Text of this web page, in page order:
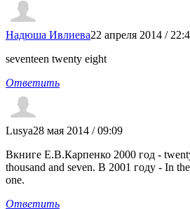
Надюша Ивлиева22 апреля 2014 /
seventeen twenty eight
Ответить
Lusya28 мая 2014 / 09:09
Вкниге Е.В.Карпенко 2000 год -
thousand and seven. В 2001 году - In
one.
Ответить